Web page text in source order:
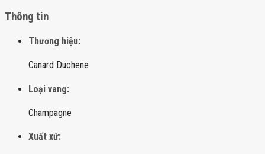
Thông tin
Thương hiệu:
Canard Duchene
Loại vang:
Champagne
Xuất xứ: